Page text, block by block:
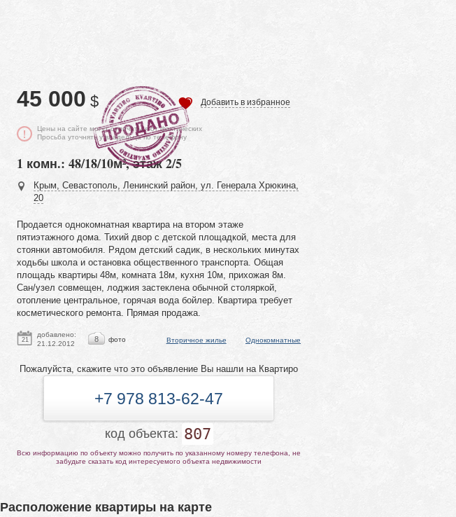
45 000 $ Добавить в избранное
Цены на сайте могут отличаться от фактических
Просьба уточнять у владельца по телефону
1 комн.: 48/18/10м², этаж 2/5
Крым, Севастополь, Ленинский район, ул. Генерала Хрюкина,
20
Продается однокомнатная квартира на втором этаже
пятиэтажного дома. Тихий двор с детской площадкой, места для
стоянки автомобиля. Рядом детский садик, в нескольких минутах
ходьбы школа и остановка общественного транспорта. Общая
площадь квартиры 48м, комната 18м, кухня 10м, прихожая 8м.
Сан/узел совмещен, лоджия застеклена обычной столяркой,
отопление центральное, горячая вода бойлер. Квартира требует
косметического ремонта. Прямая продажа.
21
добавлено:
21.12.2012
8 фото Вторичное жилье Однокомнатные
Пожалуйста, скажите что это объявление Вы нашли на Квартиро
+7 978 813-62-47
код объекта: 807
Всю информацию по объекту можно получить по указанному номеру телефона, не
забудьте сказать код интересуемого объекта недвижимости
Расположение квартиры на карте